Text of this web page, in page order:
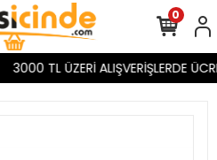
3000 TL ÜZERİ ALIŞVERİŞLERDE
0